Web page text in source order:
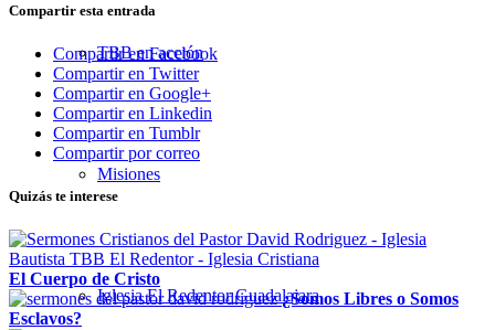
TBB en acción
Misiones
Iglesia El Redentor Guadalajara
Compartir esta entrada
Compartir en Facebook
Compartir en Twitter
Compartir en Google+
Compartir en Linkedin
Compartir en Tumblr
Compartir por correo
Quizás te interese
El Cuerpo de Cristo
¿Somos Libres o Somos
Esclavos?